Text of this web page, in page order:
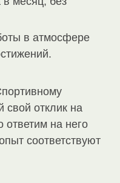
в атмосфере
отклик на
ответим на него
соответствуют